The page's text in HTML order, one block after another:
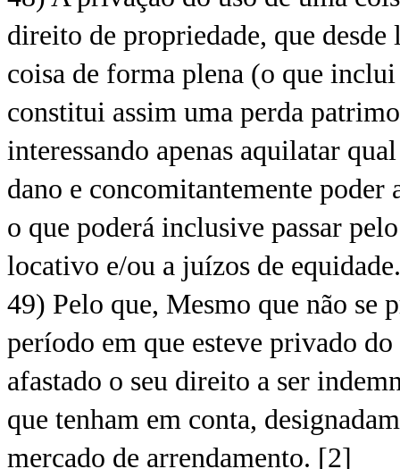
direito de propriedade, que
coisa de forma plena (o que
constitui assim uma perda
interessando apenas aquilatar
dano e concomitantemente
o que poderá inclusive passar
locativo e/ou a juízos de equidade.
49) Pelo que, Mesmo que não se
período em que esteve privado
afastado o seu direito a ser
que tenham em conta,
mercado de arrendamento. [2]